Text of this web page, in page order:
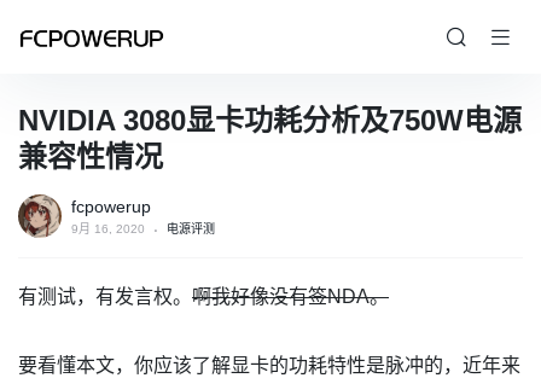
NVIDIA 3080显卡功耗分析及750W电源
兼容性情况
fcpowerup
9月 16, 2020 电源评测
有测试，有发言权。 啊我好像没有签NDA。
要看懂本文，你应该了解显卡的功耗特性是脉冲的，近年来